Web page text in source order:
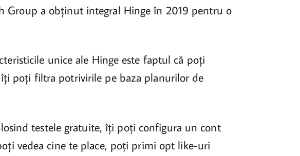
Group a obținut integral Hinge în 2019 pentru o
unice ale Hinge este faptul că poți
poți filtra potrivirile pe baza planurilor de
testele gratuite, îți poți configura un cont
vedea cine te place, poți primi opt like-uri